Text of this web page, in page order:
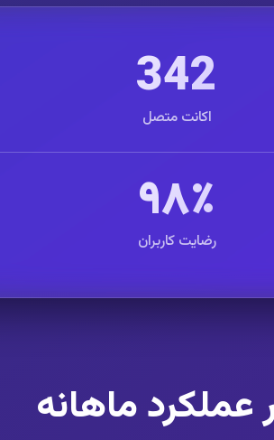
342
اکانت متصل
۹۸٪
رضایت کاربران
عملکرد ماهانه